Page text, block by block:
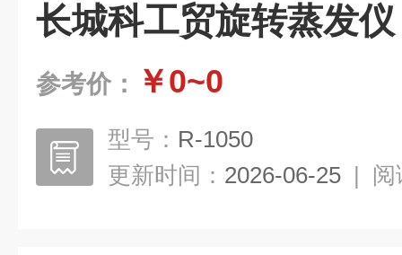
长城科工贸旋转蒸发仪
参考价： ￥0~0
型号： R-1050
更新时间： 2026-06-25 | 阅